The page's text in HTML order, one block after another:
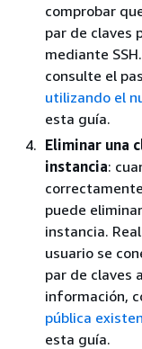
comprobar
par de claves
mediante
consulte el
utilizando el
esta guía.
Eliminar una
instancia:
puede
instancia.
usuario se
par de claves
información,
pública
esta guía.